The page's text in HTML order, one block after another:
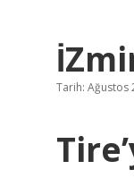
Tarih: Ağustos